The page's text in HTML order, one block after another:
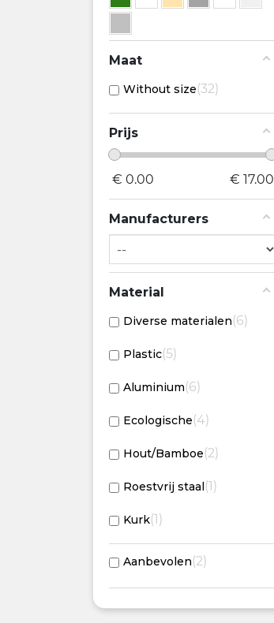
Maat
Without size 32
Prijs
€ 0.00 € 17.00
Manufacturers
Material
Diverse materialen 6
Plastic 5
Aluminium 6
Ecologische 4
Hout/Bamboe 2
Roestvrij staal 1
Kurk 1
Aanbevolen 2